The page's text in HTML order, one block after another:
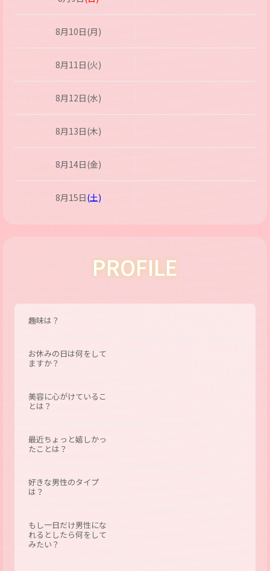
8月10日(月)
8月11日(火)
8月12日(水)
8月13日(木)
8月14日(金)
8月15日(土)
PROFILE
趣味は？
お休みの日は何をして
ますか？
美容に心がけているこ
とは？
最近ちょっと嬉しかっ
たことは？
好きな男性のタイプ
は？
もし一日だけ男性にな
れるとしたら何をして
みたい？